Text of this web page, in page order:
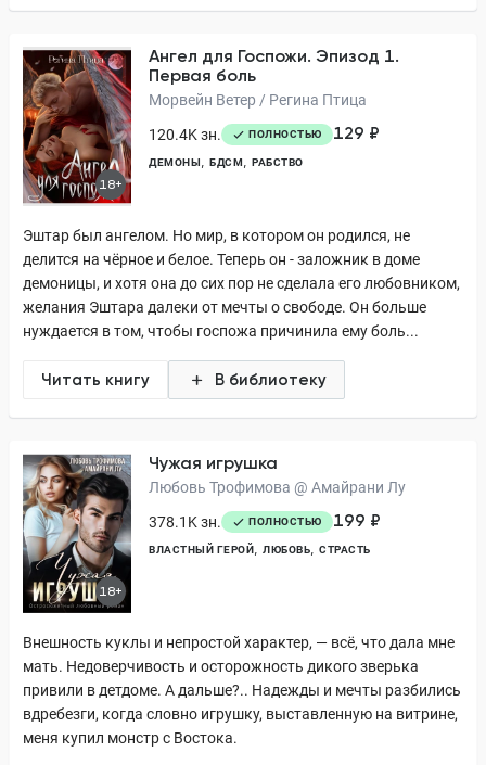
18+
Ангел для Госпожи. Эпизод 1.
Первая боль
Морвейн Ветер / Регина Птица
120.4K зн.
ПОЛНОСТЬЮ 129 ₽
ДЕМОНЫ БДСМ РАБСТВО
Эштар был ангелом. Но мир, в котором он родился, не
делится на чёрное и белое. Теперь он - заложник в доме
демоницы, и хотя она до сих пор не сделала его любовником,
желания Эштара далеки от мечты о свободе. Он больше
нуждается в том, чтобы госпожа причинила ему боль...
Читать книгу В библиотеку
18+
Чужая игрушка
Любовь Трофимова @ Амайрани Лу
378.1K зн.
ПОЛНОСТЬЮ 199 ₽
ВЛАСТНЫЙ ГЕРОЙ ЛЮБОВЬ СТРАСТЬ
Внешность куклы и непростой характер, — всё, что дала мне
мать. Недоверчивость и осторожность дикого зверька
привили в детдоме. А дальше?.. Надежды и мечты разбились
вдребезги, когда словно игрушку, выставленную на витрине,
меня купил монстр с Востока.